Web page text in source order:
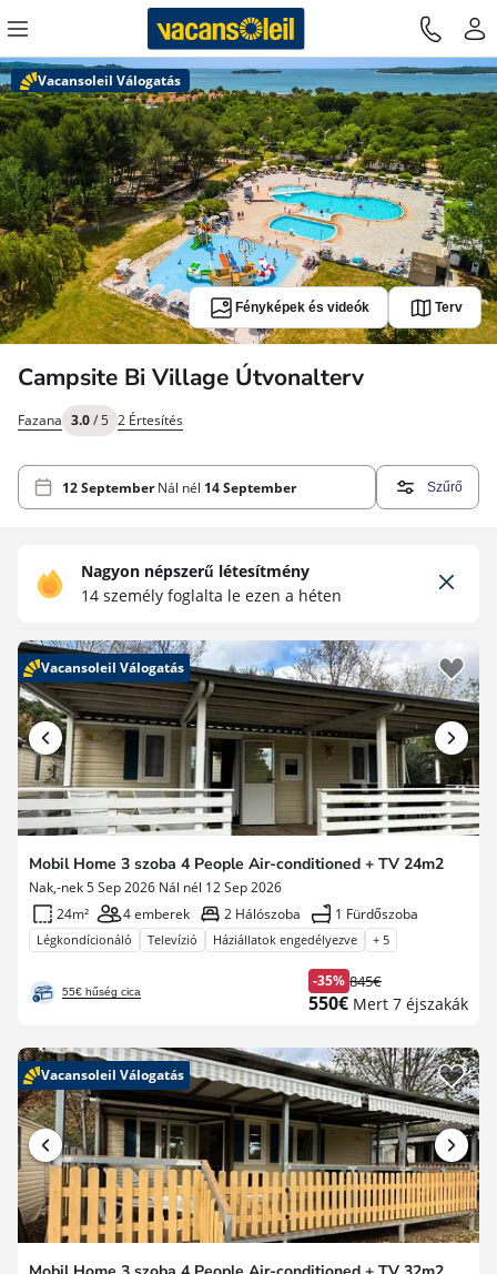
Fényképek és videók Terv
Vacansoleil Válogatás
Campsite Bi Village Útvonalterv
Fazana 3.0/ 5 2 Értesítés
12 SeptemberNál nél 14 September Szűrő
Nagyon népszerű létesítmény
14 személy foglalta le ezen a héten
Vacansoleil Válogatás
Mobil Home 3 szoba 4 People Air-conditioned + TV 24m2
Nak,-nek 5 Sep 2026 Nál nél 12 Sep 2026
24m²
4 emberek 2 Hálószoba 1 Fürdőszoba
Légkondícionáló Televízió Háziállatok engedélyezve + 5
55€ hűség cica
-35%
Korábbi
díj
845€
Új
550€ Mert 7 éjszakák
Vacansoleil Válogatás